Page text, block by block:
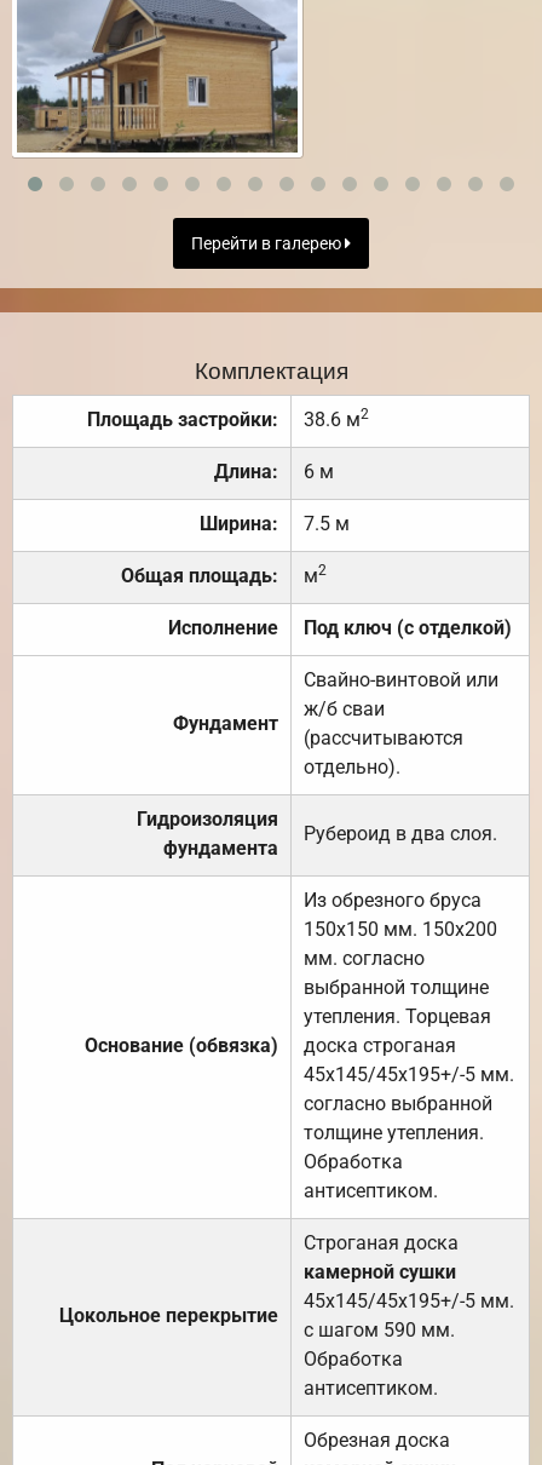
Перейти в галерею
Комплектация
Площадь застройки: 38.6 м2
Длина: 6 м
Ширина: 7.5 м
Общая площадь: м2
Исполнение Под ключ (с отделкой)
Фундамент
Свайно-винтовой или
ж/б сваи
(рассчитываются
отдельно).
Гидроизоляция
фундамента
Рубероид в два слоя.
Основание (обвязка)
Из обрезного бруса
150х150 мм. 150х200
мм. согласно
выбранной толщине
утепления. Торцевая
доска строганая
45х145/45х195+/-5 мм.
согласно выбранной
толщине утепления.
Обработка
антисептиком.
Цокольное перекрытие
Строганая доска
камерной сушки
45х145/45х195+/-5 мм.
с шагом 590 мм.
Обработка
антисептиком.
Обрезная доска